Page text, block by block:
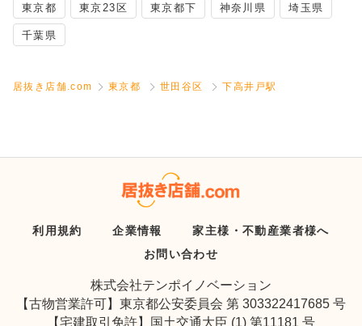
東京都 東京23区 東京都下 神奈川県 埼玉県
千葉県
居抜き店舗.com 東京都 世田谷区 下高井戸駅
利用規約 企業情報
家主様・不動産業者様へ
お問い合わせ
株式会社テンポイノベーション
【古物営業許可】東京都公安委員会 第 303322417685 号
【宅建取引免許】国土交通大臣 (1) 第11181 号